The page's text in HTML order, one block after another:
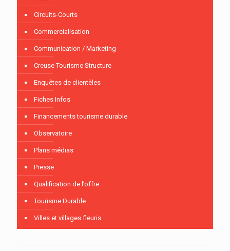
Circuits-Courts
Commercialisation
Communication / Marketing
Creuse Tourisme Structure
Enquêtes de clientèles
Fiches Infos
Financements tourisme durable
Observatoire
Plans médias
Presse
Qualification de l’offre
Tourisme Durable
Villes et villages fleuris